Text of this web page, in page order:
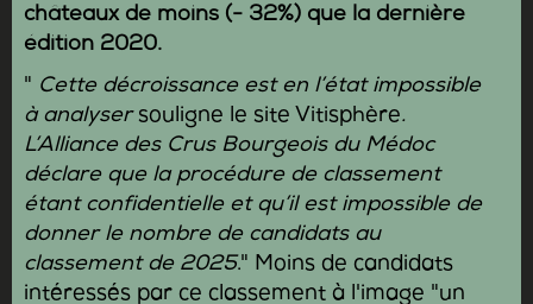
châteaux de moins (- 32%) que la dernière
édition 2020.
" Cette décroissance est en l’état impossible
à analysersouligne le site Vitisphère.
L’Alliance des Crus Bourgeois du Médoc
déclare que la procédure de classement
étant confidentielle et qu’il est impossible de
donner le nombre de candidats au
classement de 2025." Moins de candidats
intéressés par ce classement à l'image "un